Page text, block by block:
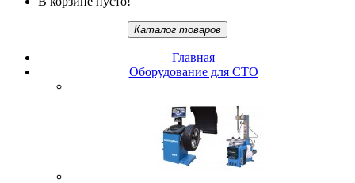
Каталог товаров
Главная
Oбopудoвaниe для CTO